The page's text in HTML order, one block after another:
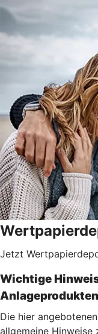
Jetzt
Wichtige
Anlageprodukten
Die hier
allgemeine Hinweise